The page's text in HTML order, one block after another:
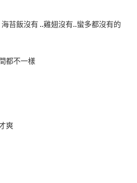
苔飯沒有 ..雞翅沒有..蠻多都沒有的
都不一樣
爽